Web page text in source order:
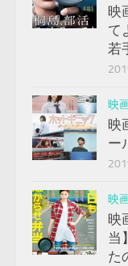
映
て
若
映
映
ー
映
映
当
た